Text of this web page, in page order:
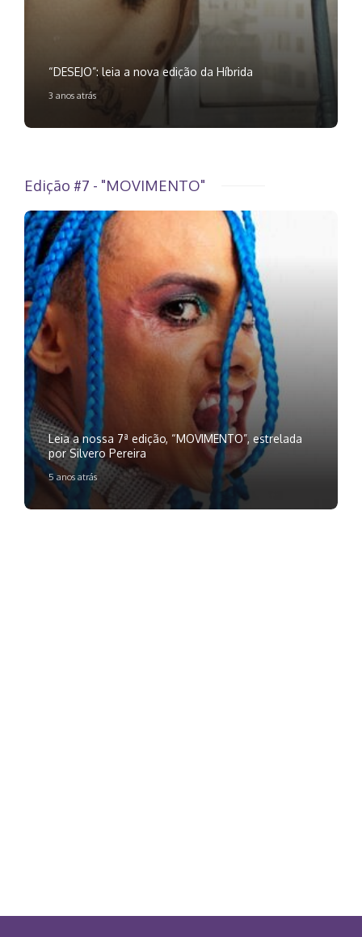
“DESEJO”: leia a nova edição da Híbrida
3 anos atrás
Edição #7 - "MOVIMENTO"
Leia a nossa 7ª edição, “MOVIMENTO”, estrelada
por Silvero Pereira
5 anos atrás